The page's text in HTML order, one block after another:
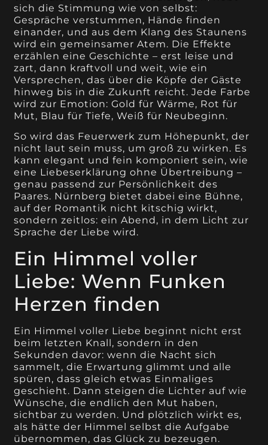
sich die Stimmung wie von selbst:
Gespräche verstummen, Hände finden
einander, und aus dem Klang des Staunens
wird ein gemeinsamer Atem. Die Effekte
erzählen eine Geschichte – erst leise und
zart, dann kraftvoll und weit, wie ein
Versprechen, das über die Köpfe der Gäste
hinweg bis in die Zukunft reicht. Jede Farbe
wird zur Emotion: Gold für Wärme, Rot für
Mut, Blau für Tiefe, Weiß für Neubeginn.
So wird das Feuerwerk zum Höhepunkt, der
nicht laut sein muss, um groß zu wirken. Es
kann elegant und fein komponiert sein, wie
eine Liebeserklärung ohne Übertreibung –
genau passend zur Persönlichkeit des
Paares. Nürnberg bietet dabei eine Bühne,
auf der Romantik nicht kitschig wirkt,
sondern zeitlos: ein Abend, in dem Licht zur
Sprache der Liebe wird.
Ein Himmel voller
Liebe: Wenn Funken
Herzen finden
Ein Himmel voller Liebe beginnt nicht erst
beim letzten Knall, sondern in den
Sekunden davor: wenn die Nacht sich
sammelt, die Erwartung glimmt und alle
spüren, dass gleich etwas Einmaliges
geschieht. Dann steigen die Lichter auf wie
Wünsche, die endlich den Mut haben,
sichtbar zu werden. Und plötzlich wirkt es,
als hätte der Himmel selbst die Aufgabe
übernommen, das Glück zu bezeugen.